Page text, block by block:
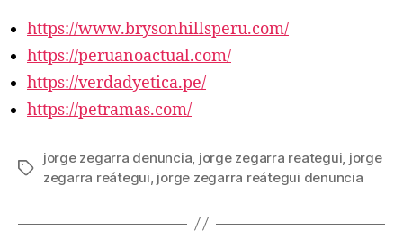
https://www.brysonhillsperu.com/
https://peruanoactual.com/
https://verdadyetica.pe/
https://petramas.com/
Etiquetas
jorge zegarra denuncia jorge zegarra reategui jorge
zegarra reátegui jorge zegarra reátegui denuncia